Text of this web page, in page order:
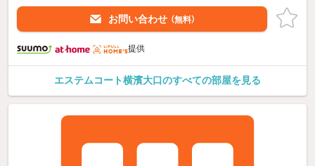
お問い合わせ （無料）
提供
エステムコート横濱大口のすべての部屋を見る